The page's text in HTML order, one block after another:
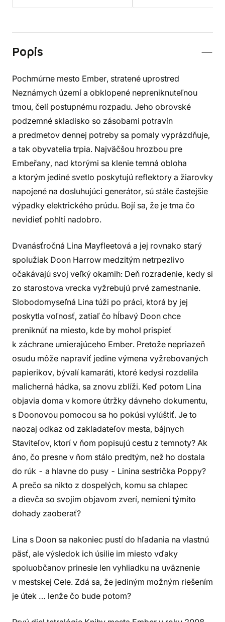
Popis
Pochmúrne mesto Ember, stratené uprostred
Neznámych území a obklopené nepreniknuteľnou
tmou, čelí postupnému rozpadu. Jeho obrovské
podzemné skladisko so zásobami potravín
a predmetov dennej potreby sa pomaly vyprázdňuje,
a tak obyvatelia trpia. Najväčšou hrozbou pre
Embeřany, nad ktorými sa klenie temná obloha
a ktorým jediné svetlo poskytujú reflektory a žiarovky
napojené na dosluhujúci generátor, sú stále častejšie
výpadky elektrického prúdu. Bojí sa, že je tma čo
nevidieť pohltí nadobro.
Dvanásťročná Lina Mayfleetová a jej rovnako starý
spolužiak Doon Harrow medzitým netrpezlivo
očakávajú svoj veľký okamih: Deň rozradenie, kedy si
zo starostova vrecka vyžrebujú prvé zamestnanie.
Slobodomyseľná Lina túži po práci, ktorá by jej
poskytla voľnosť, zatiaľ čo hĺbavý Doon chce
preniknúť na miesto, kde by mohol prispieť
k záchrane umierajúceho Ember. Pretože nepriazeň
osudu môže napraviť jedine výmena vyžrebovaných
papierikov, bývalí kamaráti, ktoré kedysi rozdelila
malicherná hádka, sa znovu zblíži. Keď potom Lina
objavia doma v komore útržky dávneho dokumentu,
s Doonovou pomocou sa ho pokúsi vylúštiť. Je to
naozaj odkaz od zakladateľov mesta, bájnych
Staviteľov, ktorí v ňom popisujú cestu z temnoty? Ak
áno, čo presne v ňom stálo predtým, než ho dostala
do rúk - a hlavne do pusy - Linina sestrička Poppy?
A prečo sa nikto z dospelých, komu sa chlapec
a dievča so svojim objavom zverí, nemieni týmito
dohady zaoberať?
Lina s Doon sa nakoniec pustí do hľadania na vlastnú
päsť, ale výsledok ich úsilie im miesto vďaky
spoluobčanov prinesie len vyhliadku na uväznenie
v mestskej Cele. Zdá sa, že jediným možným riešením
je útek … lenže čo bude potom?